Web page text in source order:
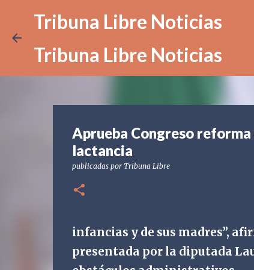
Tribuna Libre Noticias
Tribuna Libre Noticias
Aprueba Congreso
lactancia
publicadas por Tribuna Libre
infancias y de sus madres”,
presentada por la diputada